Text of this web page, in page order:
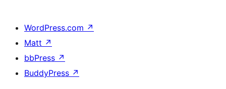
WordPress.com ↗
Matt ↗
bbPress ↗
BuddyPress ↗